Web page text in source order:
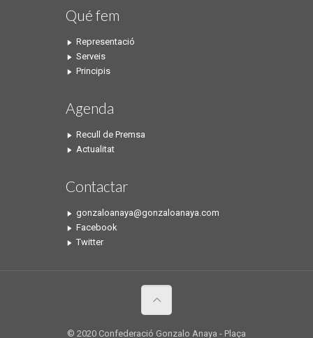
Qué fem
Representació
Serveis
Principis
Agenda
Recull de Premsa
Actualitat
Contactar
gonzaloanaya@gonzaloanaya.com
Facebook
Twitter
© 2020 Confederació Gonzalo Anaya - Plaça